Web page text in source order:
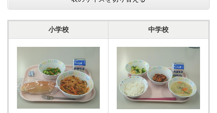
小学校 中学校